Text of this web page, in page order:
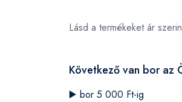
Lásd a termékeket ár
Következő van bor az
▶️ bor 5 000 Ft-ig